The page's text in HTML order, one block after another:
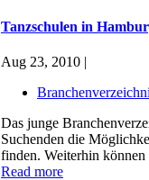
Tanzschulen in
Aug 23, 2010 |
Das junge
Suchenden die
finden. Weiterhin können
Read more